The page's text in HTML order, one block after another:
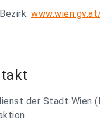
der Stadt Wien